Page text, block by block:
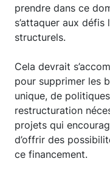
prendre dans ce
s’attaquer aux
structurels.
Cela devrait
pour supprimer les
unique, de
restructuration
projets qui
d’offrir des
ce financement.